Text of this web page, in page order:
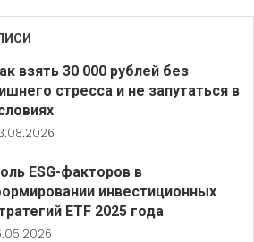
взять 30 000 рублей без
стресса и не запутаться в
ESG-факторов в
инвестиционных
ETF 2025 года